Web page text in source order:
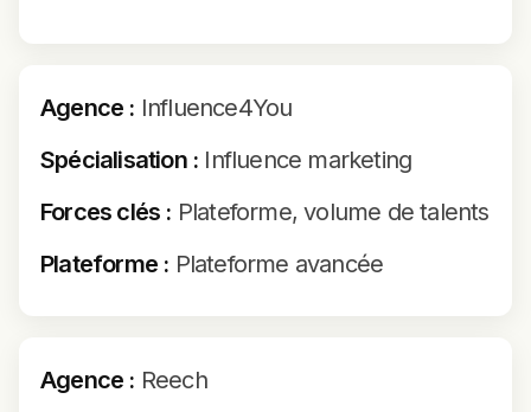
Agence : Influence4You
Spécialisation : Influence marketing
Forces clés : Plateforme, volume de talents
Plateforme : Plateforme avancée
Agence : Reech